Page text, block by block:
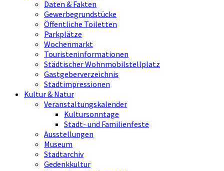
Daten & Fakten
Gewerbegrundstücke
Öffentliche Toiletten
Parkplätze
Wochenmarkt
Touristeninformationen
Städtischer Wohnmobilstellplatz
Gastgeberverzeichnis
Stadtimpressionen
Kultur & Natur
Veranstaltungskalender
Kultursonntage
Stadt- und Familienfeste
Ausstellungen
Museum
Stadtarchiv
Gedenkkultur